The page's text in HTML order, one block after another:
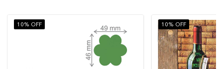
10% OFF 10% OFF